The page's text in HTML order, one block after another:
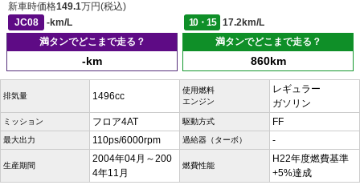
新車時価格149.1万円(税込)
JC08
-km/L 10・15
17.2km/L
満タンでどこまで走る？
-km
満タンでどこまで走る？
860km
排気量 1496cc
使用燃料
エンジン
レギュラー
ガソリン
ミッション フロア4AT 駆動方式 FF
最大出力 110ps/6000rpm 過給器（ターボ） -
生産期間
2004年04月～200
4年11月
燃費性能
H22年度燃費基準
+5%達成